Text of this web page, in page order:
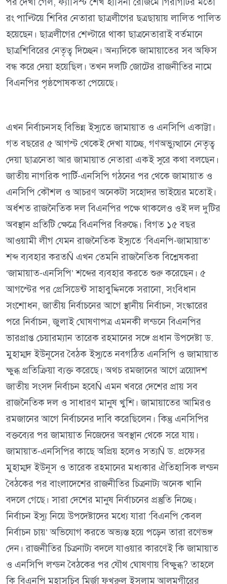
রং পাল্টিয়ে শিবির নেতারা ছাত্রলীগের ছত্রছায়ায় লালিত পালিত
হয়েছেন। ছাত্রলীগের শেল্টারে থাকা ছাত্রনেতারাই বর্তমানে
ছাত্রশিবিরের নেতৃত্ব দিচ্ছেন। অন্যদিকে জামায়াতের সব অফিস
বন্ধ করে দেয়া হয়েছিল। তখন দলটি জোটের রাজনীতির নামে
বিএনপির পৃষ্ঠপোষকতা পেয়েছে।
এখন নির্বাচনসহ বিভিন্ন ইস্যুতে জামায়াত ও এনসিপি একাট্টা।
গত বছরের ৫ আগস্ট থেকেই দেখা যাচ্ছে, গণঅভ্যুত্থানে নেতৃত্ব
দেয়া ছাত্রনেতা আর জামায়াত নেতারা একই সুরে কথা বলছেন।
জাতীয় নাগরিক পার্টি-এনসিপি গঠনের পর থেকে জামায়াত ও
এনসিপি কৌশল ও আচরণ অনেকটা সহোদর ভাইয়ের মতোই।
অর্ধশত রাজনৈতিক দল বিএনপির পক্ষে থাকলেও ওই দল দুটির
অবস্থান প্রতিটি ক্ষেত্রে বিএনপির বিরুদ্ধে। বিগত ১৫ বছর
আওয়ামী লীগ যেমন রাজনৈতিক ইস্যুতে ‘বিএনপি-জামায়াত’
শব্দ ব্যবহার করতÑ এখন তেমনি রাজনৈতিক বিশ্লেষকরা
‘জামায়াত-এনসিপি’ শব্দের ব্যবহার করতে শুরু করেছেন। ৫
আগস্টের পর প্রেসিডেন্ট সাহাবুদ্দিনকে সরানো, সংবিধান
সংশোধন, জাতীয় নির্বাচনের আগে স্থানীয় নির্বাচন, সংস্কারের
পরে নির্বাচন, জুলাই ঘোষণাপত্র এমনকী লন্ডনে বিএনপির
ভারপ্রাপ্ত চেয়ারম্যান তারেক রহমানের সঙ্গে প্রধান উপদেষ্টা ড.
মুহাম্মদ ইউনূসের বৈঠক ইস্যুতে নবগঠিত এনসিপি ও জামায়াত
ক্ষুব্ধ প্রতিক্রিয়া ব্যক্ত করেছে। অথচ রমজানের আগে ত্রয়োদশ
জাতীয় সংসদ নির্বাচন হবেÑ এমন খবরে দেশের প্রায় সব
রাজনৈতিক দল ও সাধারণ মানুষ খুশি। জামায়াতের আমিরও
রমজানের আগে নির্বাচনের দাবি করেছিলেন। কিন্তু এনসিপির
বক্তব্যের পর জামায়াত নিজেদের অবস্থান থেকে সরে যায়।
জামায়াত-এনসিপির কাছে অপ্রিয় হলেও সত্যÑ ড. প্রফেসর
মুহাম্মদ ইউনূস ও তারেক রহমানের মধ্যকার ঐতিহাসিক লন্ডন
বৈঠকের পর বাংলাদেশের রাজনীতির চিত্রনাট্য অনেক খানি
বদলে গেছে। সারা দেশের মানুষ নির্বাচনের প্রস্তুতি নিচ্ছে।
নির্বাচন ইস্যু নিয়ে উপদেষ্টাদের মধ্যে যারা ‘বিএনপি কেবল
নির্বাচন চায়’ অভিযোগ করতে অভ্যস্ত হয়ে পড়েন তারা রণেভঙ্গ
দেন। রাজনীতির চিত্রনাট্য বদলে যাওয়ার কারণেই কি জামায়াত
ও এনসিপি লন্ডন বৈঠকের পর যৌথ ঘোষণায় বিক্ষুব্ধ? তাহলে
কি বিএনপি মহাসচিব মির্জা ফখরুল ইসলাম আলমগীরের